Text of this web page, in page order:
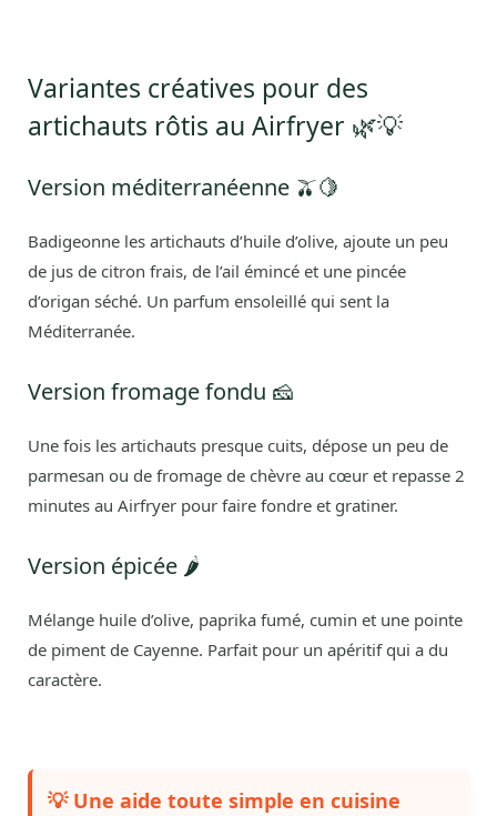
Variantes créatives pour des
artichauts rôtis au Airfryer 🌿💡
Version méditerranéenne 🫒🍋
Badigeonne les artichauts d’huile d’olive, ajoute un peu
de jus de citron frais, de l’ail émincé et une pincée
d’origan séché. Un parfum ensoleillé qui sent la
Méditerranée.
Version fromage fondu 🧀
Une fois les artichauts presque cuits, dépose un peu de
parmesan ou de fromage de chèvre au cœur et repasse 2
minutes au Airfryer pour faire fondre et gratiner.
Version épicée 🌶️
Mélange huile d’olive, paprika fumé, cumin et une pointe
de piment de Cayenne. Parfait pour un apéritif qui a du
caractère.
💡 Une aide toute simple en cuisine